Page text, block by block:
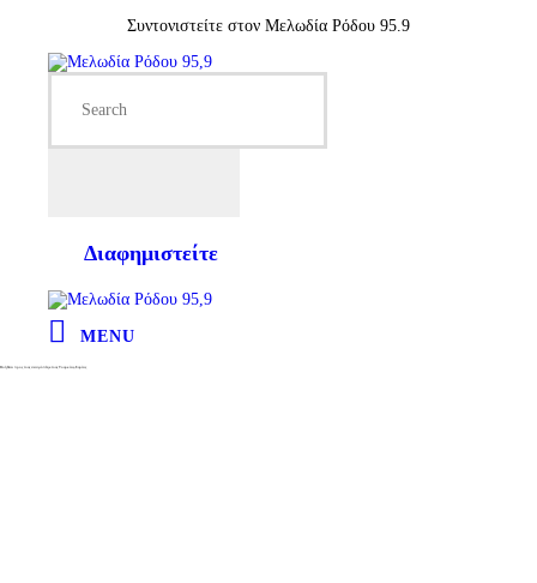
Συντονιστείτε στον Μελωδία Ρόδου 95.9
Διαφημιστείτε
MENU
Βοήθεια προς τους σεισμόπληκτους Τουρκίας-Συρίας